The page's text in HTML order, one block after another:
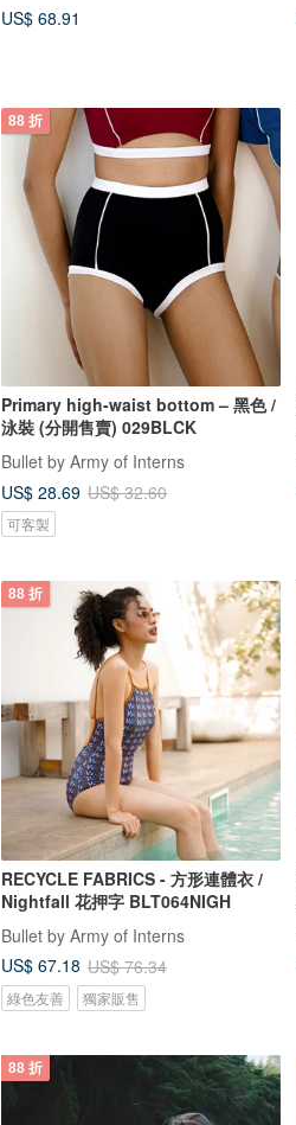
US$ 68.91
88 折
Primary high-waist bottom – 黑色 /
泳裝 (分開售賣) 029BLCK
Bullet by Army of Interns
US$ 28.69 US$ 32.60
可客製
88 折
RECYCLE FABRICS - 方形連體衣 /
Nightfall 花押字 BLT064NIGH
Bullet by Army of Interns
US$ 67.18 US$ 76.34
綠色友善 獨家販售
88 折